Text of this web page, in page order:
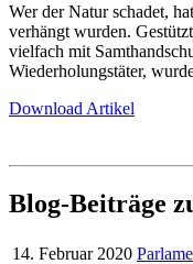
Wer der Natur schadet,
verhängt wurden.
vielfach mit
Wiederholungstäter,
Download Artikel
Blog-Beiträge
14. Februar 2020